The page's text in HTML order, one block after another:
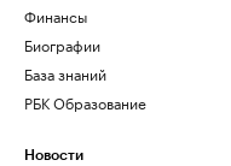
Финансы
Биографии
База знаний
РБК Образование
Новости